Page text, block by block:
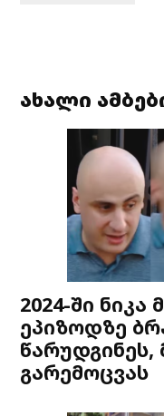
ახალი
2024-ში
ეპიზოდზე
წარუდგინეს,
გარემოცვას